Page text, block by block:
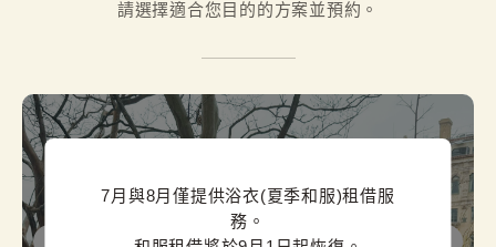
請選擇適合您目的的方案並預約。
7月與8月僅提供浴衣(夏季和服)租借服
務。